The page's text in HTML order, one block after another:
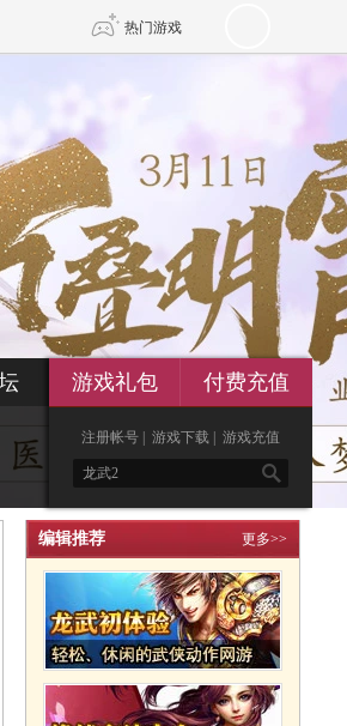
热门游戏
DNF
剑网3旗舰版 新天龙八部
诛仙世界 仙剑世界
游戏礼包 付费充值
注册帐号 游戏下载 游戏充值

编辑推荐 更多>>